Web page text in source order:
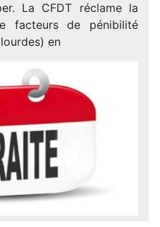
La CFDT réclame la
facteurs de pénibilité
en